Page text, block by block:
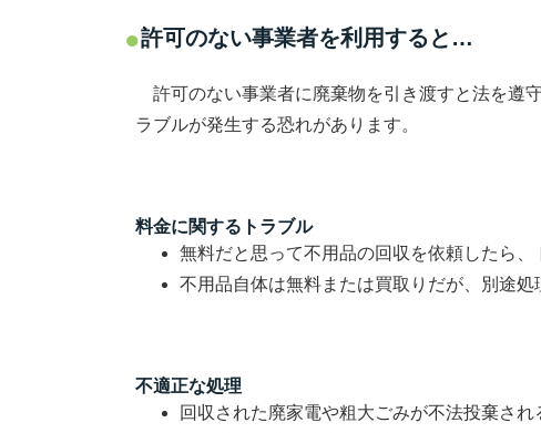
許可のない事業者を利用すると…
許可のない事業者に廃棄物を引き渡すと法を遵
ラブルが発生する恐れがあります。
料金に関するトラブル
無料だと思って不用品の回収を依頼したら
不用品自体は無料または買取りだが、別途
不適正な処理
回収された廃家電や粗大ごみが不法投棄され